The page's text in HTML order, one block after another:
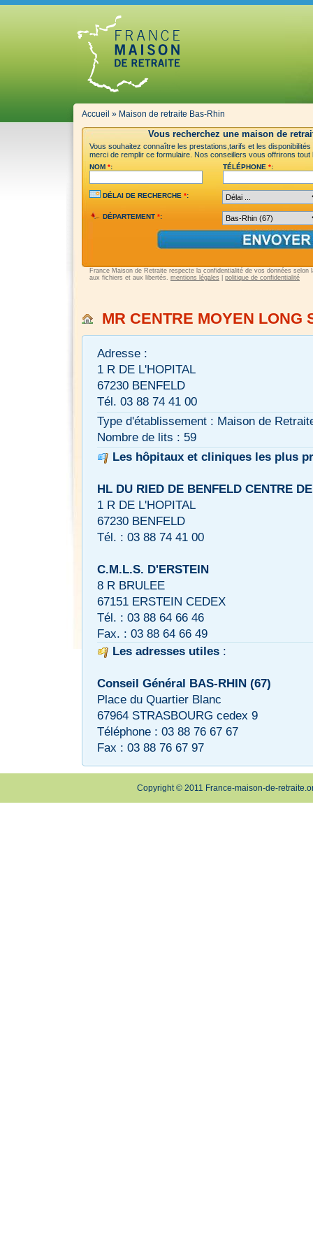
Accueil » Maison de retraite Bas-Rhin
Vous recherchez une maison de
Vous souhaitez connaître les prestations,tarifs et les
merci de remplir ce formulaire. Nos conseillers vous offrirons
NOM *: TÉLÉPHONE *:
DÉLAI DE RECHERCHE *:
DÉPARTEMENT *:
France Maison de Retraite respecte la confidentialité de vos données selon
aux fichiers et aux libertés. mentions légales politique de confidentialité
MR CENTRE MOYEN LONG
Adresse :
1 R DE L'HOPITAL
67230 BENFELD
Tél. 03 88 74 41 00
Type d'établissement : Maison de
Nombre de lits : 59
Les hôpitaux et cliniques les plus
HL DU RIED DE BENFELD CENTRE
1 R DE L'HOPITAL
67230 BENFELD
Tél. : 03 88 74 41 00
C.M.L.S. D'ERSTEIN
8 R BRULEE
67151 ERSTEIN CEDEX
Tél. : 03 88 64 66 46
Fax. : 03 88 64 66 49
Les adresses utiles :
Conseil Général BAS-RHIN (67)
Place du Quartier Blanc
67964 STRASBOURG cedex 9
Téléphone : 03 88 76 67 67
Fax : 03 88 76 67 97
Copyright © 2011 France-maison-de-